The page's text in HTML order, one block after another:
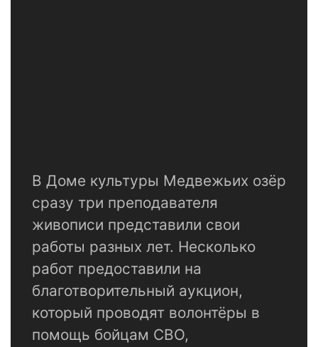
В Доме культуры Медвежьих озёр
сразу три преподавателя
живописи представили свои
работы разных лет. Несколько
работ предоставили на
благотворительный аукцион,
который проводят волонтёры в
помощь бойцам СВО,